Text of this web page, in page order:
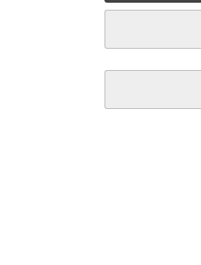
Fänger Akku-
XJ
1 St.